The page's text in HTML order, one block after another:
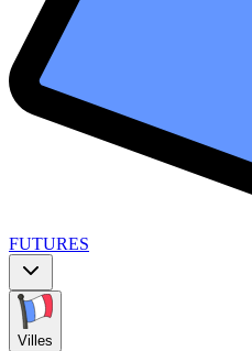
FUTURES
Villes